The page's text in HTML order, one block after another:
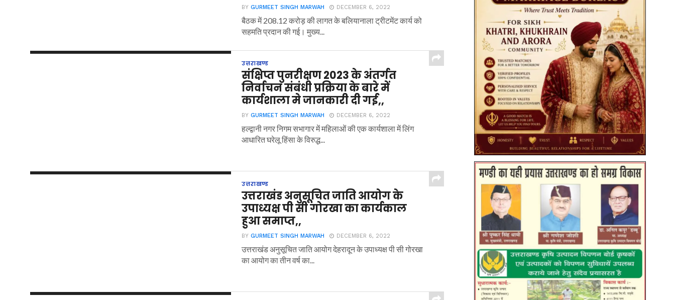
BYGURMEET SINGH MARWAH DECEMBER 6, 2022
बैठक में 208.12 करोड़ की लागत के बलियानाला ट्रीटमेंट कार्य को
सहमति प्रदान की गई। मुख्य...
उत्तराखण्ड
संक्षिप्त पुनरीक्षण 2023 के अंतर्गत
निर्वाचन संबंधी प्रक्रिया के बारे में
कार्यशाला मे जानकारी दी गई,,
BYGURMEET SINGH MARWAH DECEMBER 6, 2022
हल्द्वानी नगर निगम सभागार में महिलाओं की एक कार्यशाला में लिंग
आधारित घरेलू हिंसा के विरुद्ध...
उत्तराखण्ड
उत्तराखंड अनुसूचित जाति आयोग के
उपाध्यक्ष पी सी गोरखा का कार्यकाल
हुआ समाप्त,,
BYGURMEET SINGH MARWAH DECEMBER 6, 2022
उत्तराखंड अनुसूचित जाति आयोग देहरादून के उपाध्यक्ष पी सी गोरखा
का आयोग का तीन वर्ष का...